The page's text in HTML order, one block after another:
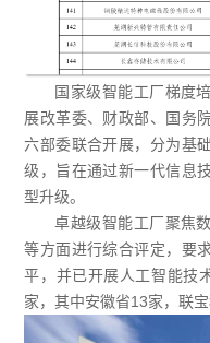
国家级智能工厂梯度
展改革委、财政部、国务
六部委联合开展，分为基
级，旨在通过新一代信息
型升级。
卓越级智能工厂聚焦
等方面进行综合评定，要
平，并已开展人工智能技
家，其中安徽省13家，联